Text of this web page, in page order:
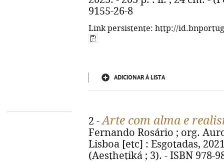
9155-26-8
Link persistente: http://
ADICIONAR À LISTA
2 -Arte com alma e
Fernando Rosário ; org.
Lisboa [etc] : Esgotadas,
(Aesthetiká ; 3). - ISBN 978-